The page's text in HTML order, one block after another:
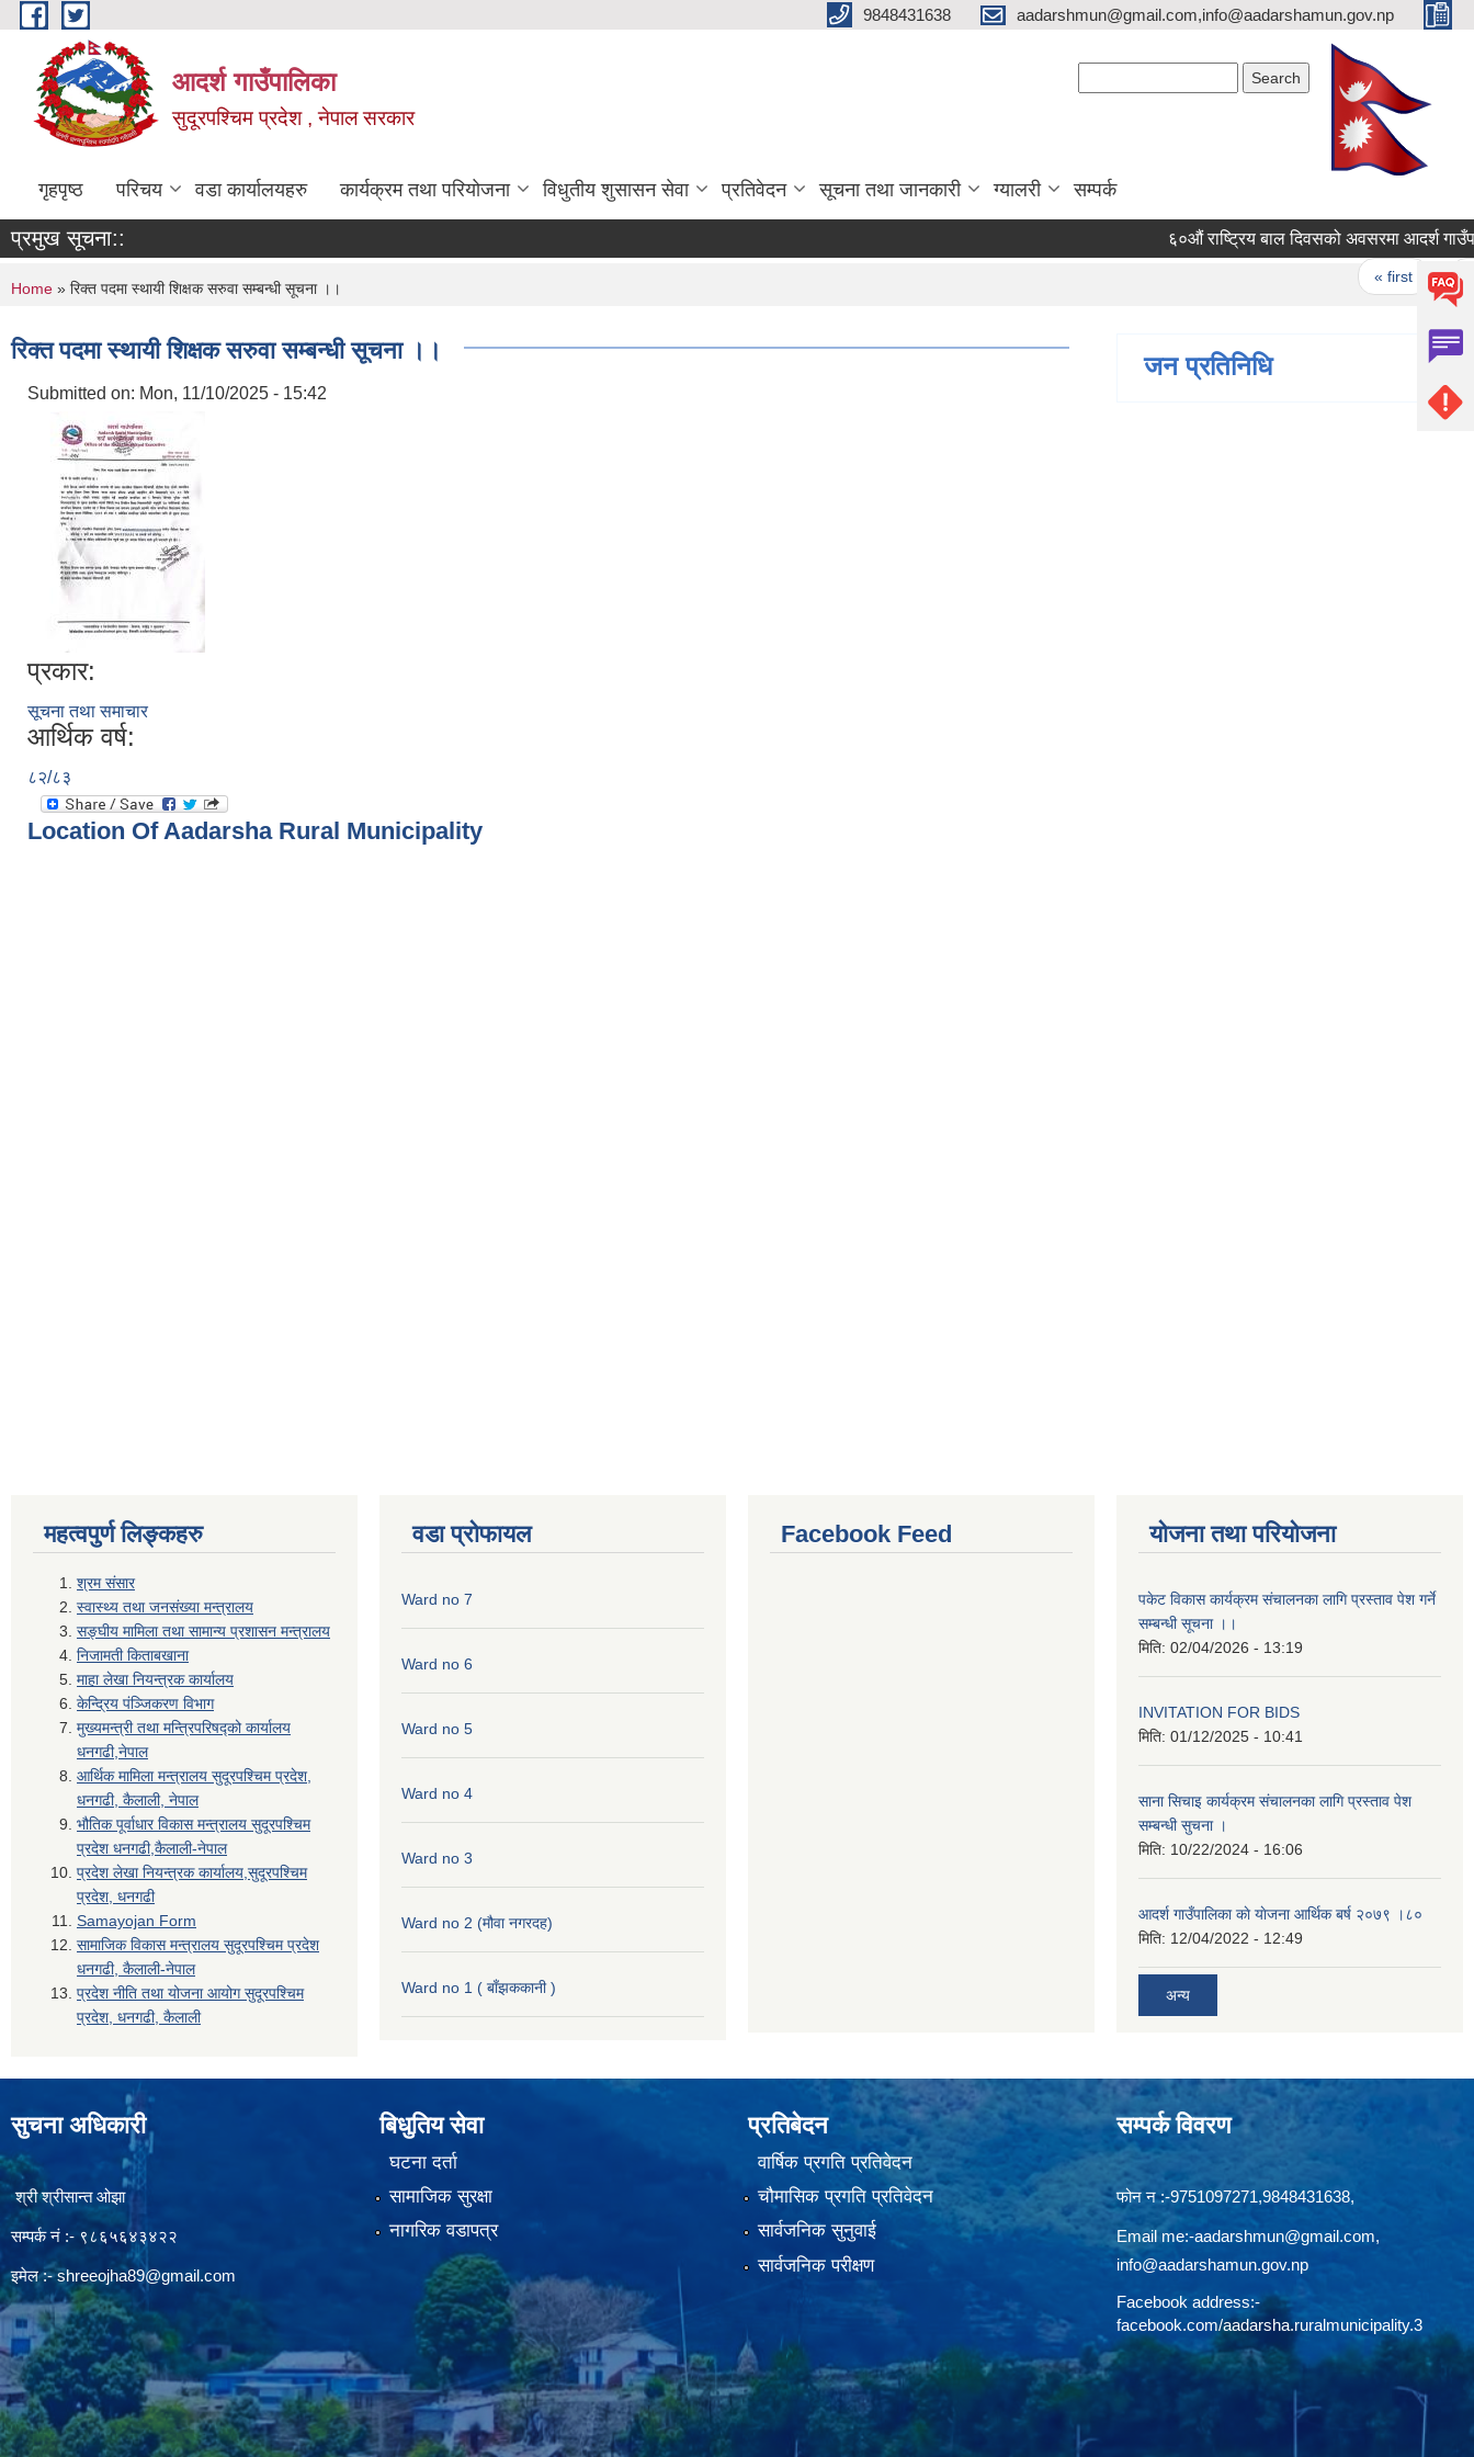
Skip to main content 9848431638 aadarshmun@gmail.com,info@aadarshamun.gov.np
आदर्श गाउँपालिका
सुदूरपश्चिम प्रदेश , नेपाल सरकार
गृहपृष्ठ परिचय वडा कार्यालयहरु कार्यक्रम तथा परियोजना विधुतीय शुसासन सेवा प्रतिवेदन सूचना तथा जानकारी ग्यालरी सम्पर्क
प्रमुख सूचना:: ६०‍औं राष्ट्रिय बाल दिवसको अवसरमा आदर्श
« first ‹
You are here
Home » रिक्त पदमा स्थायी शिक्षक सरुवा सम्बन्धी सूचना ।।
रिक्त पदमा स्थायी शिक्षक सरुवा सम्बन्धी सूचना ।।
Submitted on: Mon, 11/10/2025 - 15:42
प्रकार:
सूचना तथा समाचार
आर्थिक वर्ष:
८२/८३
Location Of Aadarsha Rural Municipality
जन प्रतिनिधि
महत्वपुर्ण लिङ्कहरु
श्रम संसार
स्वास्थ्य तथा जनसंख्या मन्त्रालय
सङ्घीय मामिला तथा सामान्य प्रशासन मन्त्रालय
निजामती किताबखाना
माहा लेखा नियन्त्रक कार्यालय
केन्द्रिय पंञ्जिकरण विभाग
मुख्यमन्त्री तथा मन्त्रिपरिषद्को कार्यालय
धनगढी,नेपाल
आर्थिक मामिला मन्त्रालय सुदूरपश्चिम प्रदेश,
धनगढी, कैलाली, नेपाल
भौतिक पूर्वाधार विकास मन्त्रालय सुदूरपश्चिम
प्रदेश धनगढी,कैलाली-नेपाल
प्रदेश लेखा नियन्त्रक कार्यालय,सुदूरपश्चिम
प्रदेश, धनगढी
Samayojan Form
सामाजिक विकास मन्त्रालय सुदूरपश्चिम प्रदेश
धनगढी, कैलाली-नेपाल
प्रदेश नीति तथा योजना आयोग सुदूरपश्चिम
प्रदेश, धनगढी, कैलाली
वडा प्रोफायल
Ward no 7
Ward no 6
Ward no 5
Ward no 4
Ward no 3
Ward no 2 (मौवा नगरदह)
Ward no 1 ( बाँझककानी )
Facebook Feed योजना तथा परियोजना
पकेट विकास कार्यक्रम संचालनका लागि प्रस्ताव पेश गर्ने
सम्बन्धी सूचना ।।
मिति: 02/04/2026 - 13:19
INVITATION FOR BIDS
मिति: 01/12/2025 - 10:41
साना सिचाइ कार्यक्रम संचालनका लागि प्रस्ताव पेश
सम्बन्धी सुचना ।
मिति: 10/22/2024 - 16:06
आदर्श गाउँपालिका काे याेजना आर्थिक बर्ष २०७९ ।८०
मिति: 12/04/2022 - 12:49
अन्य
सुचना अधिकारी
श्री श्रीसान्त ओझा
सम्पर्क नं :- ९८६५६४३४२२
इमेल :-shreeojha89@gmail.com
बिधुतिय सेवा
घटना दर्ता
सामाजिक सुरक्षा
नागरिक वडापत्र
प्रतिबेदन
वार्षिक प्रगति प्रतिवेदन
चौमासिक प्रगति प्रतिवेदन
सार्वजनिक सुनुवाई
सार्वजनिक परीक्षण
सम्पर्क विवरण
फोन न‍‍‌ :-9751097271,9848431638,
Email me:-aadarshmun@gmail.com,
info@aadarshamun.gov.np
Facebook address:-
facebook.com/aadarsha.ruralmunicipality.3